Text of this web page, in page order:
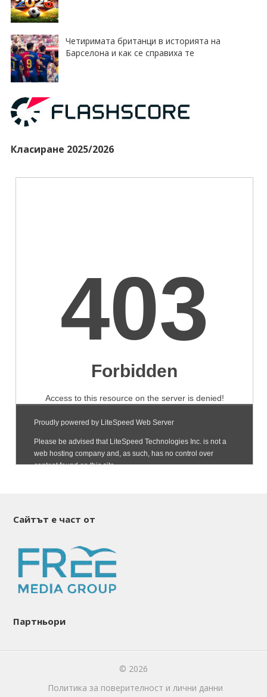
Четиримата британци в историята на
Барселона и как се справиха те
Класиране 2025/2026
Сайтът е част от
Партньори
© 2026
Политика за поверителност и лични данни